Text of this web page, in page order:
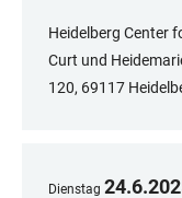
Heidelberg Center
Curt und
120, 69117
Dienstag 24.6.